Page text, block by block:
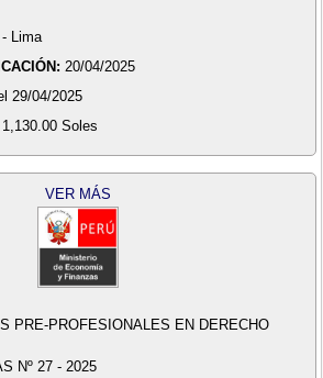
- Lima
20/04/2025
29/04/2025
Soles
VER MÁS
PRE-PROFESIONALES EN DERECHO
Nº 27 - 2025